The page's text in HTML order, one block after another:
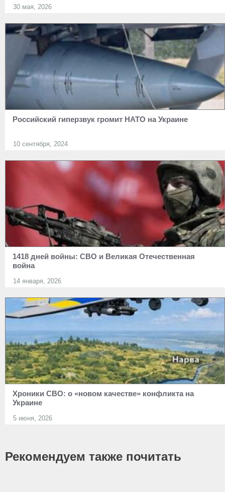
30 мая, 2026
Российский гиперзвук громит НАТО на Украине
10 сентября, 2024
1418 дней войны: СВО и Великая Отечественная
война
14 января, 2026
Хроники СВО: о «новом качестве» конфликта на
Украине
5 июня, 2026
Рекомендуем также почитать